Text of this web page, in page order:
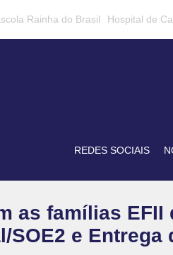
Rainha do Brasil Hospital de
REDES SOCIAIS
as famílias
e Entrega